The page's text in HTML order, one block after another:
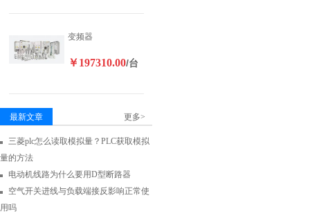
变频器
￥197310.00/台
最新文章 更多>
三菱plc怎么读取模拟量？PLC获取模拟
量的方法
电动机线路为什么要用D型断路器
空气开关进线与负载端接反影响正常使
用吗